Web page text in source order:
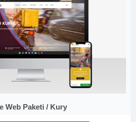
Web Paketi / Kury